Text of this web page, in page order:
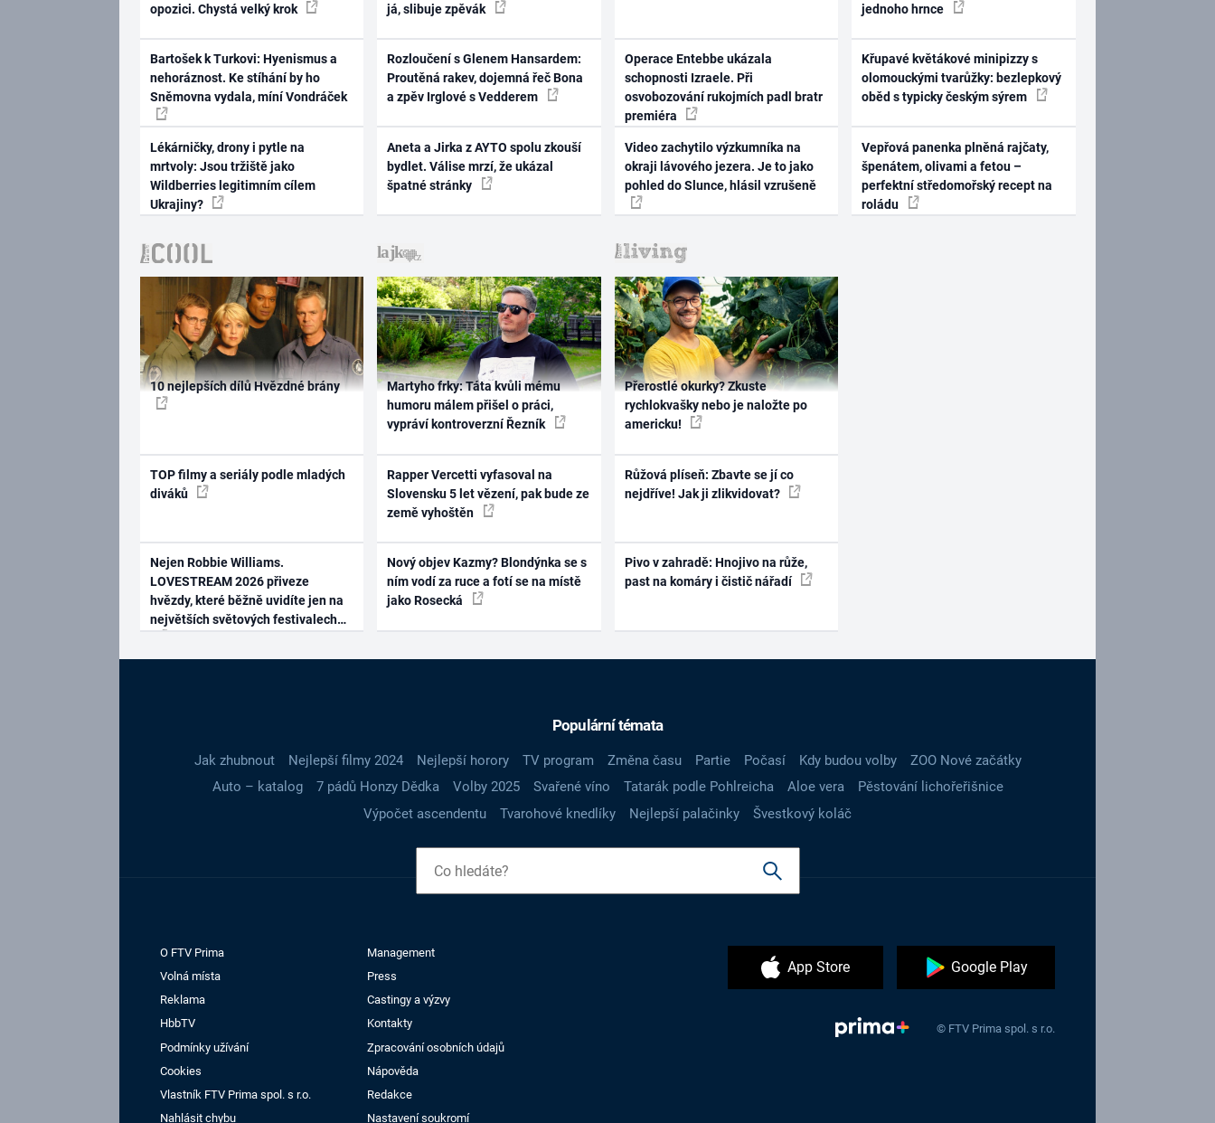
opozici. Chystá velký krok
Bartošek k Turkovi: Hyenismus a
nehoráznost. Ke stíhání by ho
Sněmovna vydala, míní Vondráček
Lékárničky, drony i pytle na
mrtvoly: Jsou tržiště jako
Wildberries legitimním cílem
Ukrajiny?
já, slibuje zpěvák
Rozloučení s Glenem Hansardem:
Proutěná rakev, dojemná řeč Bona
a zpěv Irglové s Vedderem
Aneta a Jirka z AYTO spolu zkouší
bydlet. Válise mrzí, že ukázal
špatné stránky
Operace Entebbe ukázala
schopnosti Izraele. Při
osvobozování rukojmích padl bratr
premiéra
Video zachytilo výzkumníka na
okraji lávového jezera. Je to jako
pohled do Slunce, hlásil vzrušeně
jednoho hrnce
Křupavé květákové minipizzy s
olomouckými tvarůžky: bezlepkový
oběd s typicky českým sýrem
Vepřová panenka plněná rajčaty,
špenátem, olivami a fetou –
perfektní středomořský recept na
roládu
10 nejlepších dílů Hvězdné brány
TOP filmy a seriály podle mladých
diváků
Nejen Robbie Williams.
LOVESTREAM 2026 přiveze
hvězdy, které běžně uvidíte jen na
největších světových festivalech
Martyho frky: Táta kvůli mému
humoru málem přišel o práci,
vypráví kontroverzní Řezník
Rapper Vercetti vyfasoval na
Slovensku 5 let vězení, pak bude ze
země vyhoštěn
Nový objev Kazmy? Blondýnka se s
ním vodí za ruce a fotí se na místě
jako Rosecká
Přerostlé okurky? Zkuste
rychlokvašky nebo je naložte po
americku!
Růžová plíseň: Zbavte se jí co
nejdříve! Jak ji zlikvidovat?
Pivo v zahradě: Hnojivo na růže,
past na komáry i čistič nářadí
Populární témata
Jak zhubnout Nejlepší filmy 2024 Nejlepší horory TV program Změna času Partie Počasí Kdy budou volby
ZOO Nové začátky
Auto – katalog
7 pádů Honzy Dědka Volby 2025 Svařené víno Tatarák podle Pohlreicha Aloe vera
Pěstování lichořeřišnice
Výpočet ascendentu
Tvarohové knedlíky Nejlepší palačinky Švestkový koláč
O FTV Prima
Management
Volná místa
Press
Reklama
Castingy a výzvy
HbbTV
Kontakty
Podmínky užívání
Zpracování osobních údajů
Cookies
Nápověda
Vlastník FTV Prima spol. s r.o.
Redakce
Nahlásit chybu
Nastavení soukromí
App Store Google Play
© FTV Prima spol. s r.o.